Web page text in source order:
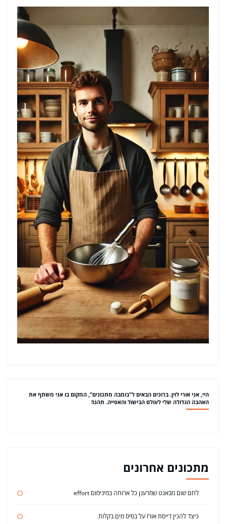
היי, אני אורי לוין. ברוכים הבאים ל"בומבה מתכונים", המקום בו אני משתף את
האהבה הגדולה שלי לעולם הבישול והאפייה. תהנו!
מתכונים אחרונים
לחם שום מבאגט שמרענן כל ארוחה במינימום effort
כיצד להכין דייסת אורז על בסיס מים בקלות